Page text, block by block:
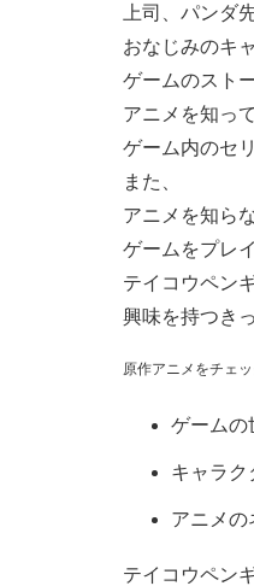
上司、パンダ
おなじみのキ
ゲームのスト
アニメを知っ
ゲーム内のセ
また、
アニメを知ら
ゲームをプレ
テイコウペン
興味を持つき
原作アニメをチェ
ゲームの
キャラク
アニメの
テイコウペン